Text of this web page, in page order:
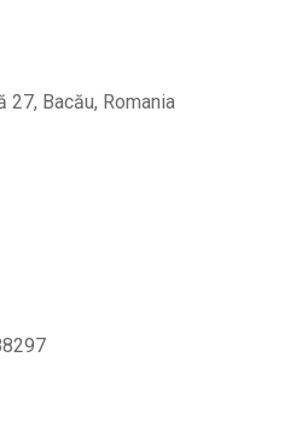
27, Bacău, Romania